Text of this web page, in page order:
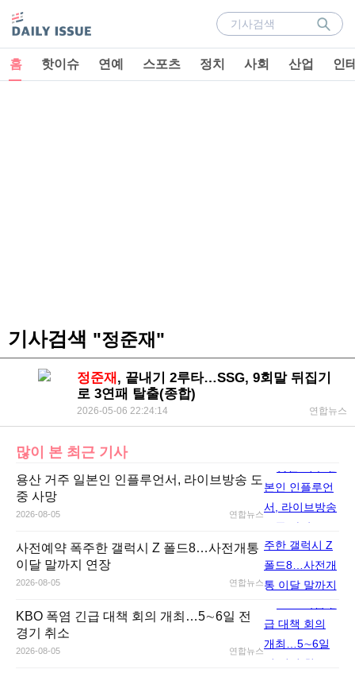
홈 핫이슈 연예 스포츠 정치 사회 산업 인
기사검색 "정준재"
정준재 , 끝내기 2루타…SSG, 9회말 뒤집기
로 3연패 탈출(종합)
2026-05-06 22:24:14 연합뉴스
많이 본 최근 기사
용산 거주 일본인 인플루언서, 라이브방송 도
중 사망
2026-08-05 연합뉴스
사전예약 폭주한 갤럭시 Z 폴드8…사전개통
이달 말까지 연장
2026-08-05 연합뉴스
KBO 폭염 긴급 대책 회의 개최…5∼6일 전
경기 취소
2026-08-05 연합뉴스